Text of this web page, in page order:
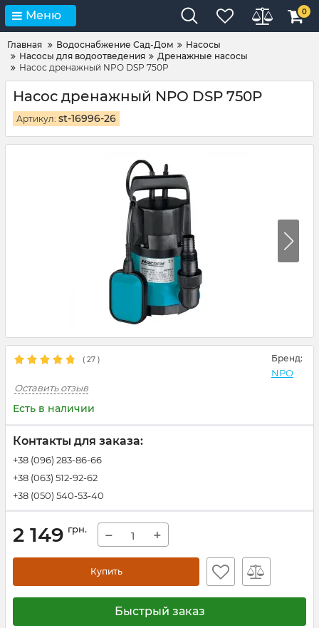
Меню 0
Главная Водоснабжение Сад-Дом
Насосы
Насосы для водоотведения
Дренажные насосы
Насос дренажный NPO DSP 750P
Насос дренажный NPO DSP 750P
Артикул: st-16996-26
( 27 ) Бренд:
NPO
Оставить отзыв
Есть в наличии
Контакты для заказа:
+38 (096) 283-86-66
+38 (063) 512-92-62
+38 (050) 540-53-40
2 149 грн. − +
Купить
Быстрый заказ